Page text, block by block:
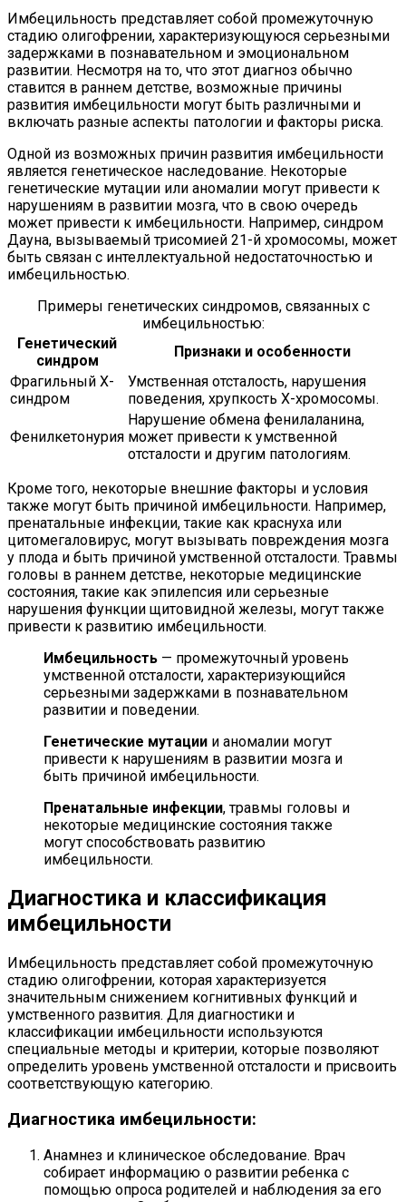
Имбецильность представляет собой промежуточную
стадию олигофрении, характеризующуюся серьезными
задержками в познавательном и эмоциональном
развитии. Несмотря на то, что этот диагноз обычно
ставится в раннем детстве, возможные причины
развития имбецильности могут быть различными и
включать разные аспекты патологии и факторы риска.
Одной из возможных причин развития имбецильности
является генетическое наследование. Некоторые
генетические мутации или аномалии могут привести к
нарушениям в развитии мозга, что в свою очередь
может привести к имбецильности. Например, синдром
Дауна, вызываемый трисомией 21-й хромосомы, может
быть связан с интеллектуальной недостаточностью и
имбецильностью.
Примеры генетических синдромов, связанных с
имбецильностью:
Генетический
синдром
Признаки и особенности
Фрагильный Х-
синдром
Умственная отсталость, нарушения
поведения, хрупкость Х-хромосомы.
Фенилкетонурия
Нарушение обмена фенилаланина,
может привести к умственной
отсталости и другим патологиям.
Кроме того, некоторые внешние факторы и условия
также могут быть причиной имбецильности. Например,
пренатальные инфекции, такие как краснуха или
цитомегаловирус, могут вызывать повреждения мозга
у плода и быть причиной умственной отсталости. Травмы
головы в раннем детстве, некоторые медицинские
состояния, такие как эпилепсия или серьезные
нарушения функции щитовидной железы, могут также
привести к развитию имбецильности.
Имбецильность — промежуточный уровень
умственной отсталости, характеризующийся
серьезными задержками в познавательном
развитии и поведении.
Генетические мутации и аномалии могут
привести к нарушениям в развитии мозга и
быть причиной имбецильности.
Пренатальные инфекции, травмы головы и
некоторые медицинские состояния также
могут способствовать развитию
имбецильности.
Диагностика и классификация
имбецильности
Имбецильность представляет собой промежуточную
стадию олигофрении, которая характеризуется
значительным снижением когнитивных функций и
умственного развития. Для диагностики и
классификации имбецильности используются
специальные методы и критерии, которые позволяют
определить уровень умственной отсталости и присвоить
соответствующую категорию.
Диагностика имбецильности:
Анамнез и клиническое обследование. Врач
собирает информацию о развитии ребенка с
помощью опроса родителей и наблюдения за его